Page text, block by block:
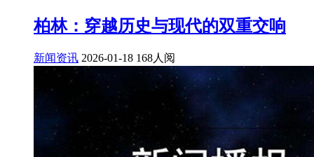
柏林：穿越历史与现代的双重交响
新闻资讯 2026-01-18 168人阅